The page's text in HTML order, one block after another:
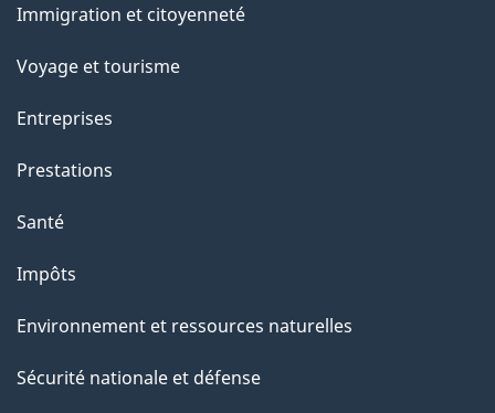
sujets
Immigration et citoyenneté
Voyage et tourisme
Entreprises
Prestations
Santé
Impôts
Environnement et ressources naturelles
Sécurité nationale et défense